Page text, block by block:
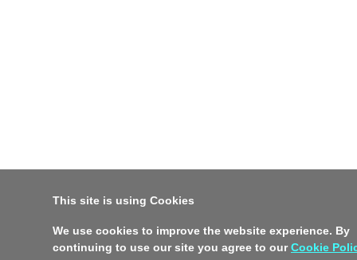
This site is using Cookies
We use cookies to improve the website experience. By
continuing to use our site you agree to ourCookie